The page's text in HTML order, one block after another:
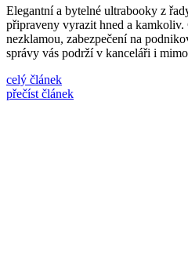
Elegantní a bytelné ultrabooky z
připraveny vyrazit hned a kamkoliv.
nezklamou, zabezpečení na
správy vás podrží v kanceláři i
celý článek
přečíst článek